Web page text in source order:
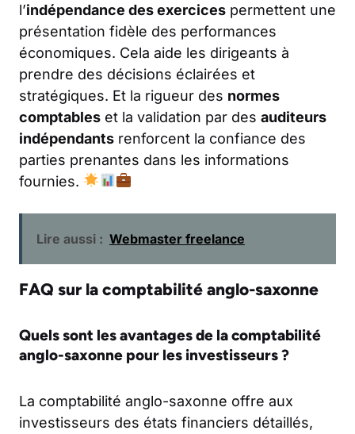
l’indépendance des exercices permettent une
présentation fidèle des performances
économiques. Cela aide les dirigeants à
prendre des décisions éclairées et
stratégiques. Et la rigueur des normes
comptables et la validation par des auditeurs
indépendants renforcent la confiance des
parties prenantes dans les informations
fournies.
Lire aussi : Webmaster freelance
FAQ sur la comptabilité anglo-saxonne
Quels sont les avantages de la comptabilité
anglo-saxonne pour les investisseurs ?
La comptabilité anglo-saxonne offre aux
investisseurs des états financiers détaillés,